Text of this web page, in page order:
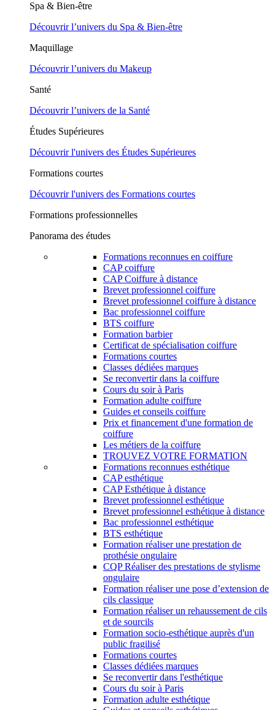
Spa & Bien-être
Découvrir l’univers du Spa & Bien-être
Maquillage
Découvrir l’univers du Makeup
Santé
Découvrir l’univers de la Santé
Études Supérieures
Découvrir l'univers des Études Supérieures
Formations courtes
Découvrir l'univers des Formations courtes
Formations professionnelles
Panorama des études
Formations reconnues en coiffure
CAP coiffure
CAP Coiffure à distance
Brevet professionnel coiffure
Brevet professionnel coiffure à distance
Bac professionnel coiffure
BTS coiffure
Formation barbier
Certificat de spécialisation coiffure
Formations courtes
Classes dédiées marques
Se reconvertir dans la coiffure
Cours du soir à Paris
Formation adulte coiffure
Guides et conseils coiffure
Prix et financement d'une formation de
coiffure
Les métiers de la coiffure
TROUVEZ VOTRE FORMATION
Formations reconnues esthétique
CAP esthétique
CAP Esthétique à distance
Brevet professionnel esthétique
Brevet professionnel esthétique à distance
Bac professionnel esthétique
BTS esthétique
Formation réaliser une prestation de
prothésie ongulaire
CQP Réaliser des prestations de stylisme
ongulaire
Formation réaliser une pose d’extension de
cils classique
Formation réaliser un rehaussement de cils
et de sourcils
Formation socio-esthétique auprès d'un
public fragilisé
Formations courtes
Classes dédiées marques
Se reconvertir dans l'esthétique
Cours du soir à Paris
Formation adulte esthétique